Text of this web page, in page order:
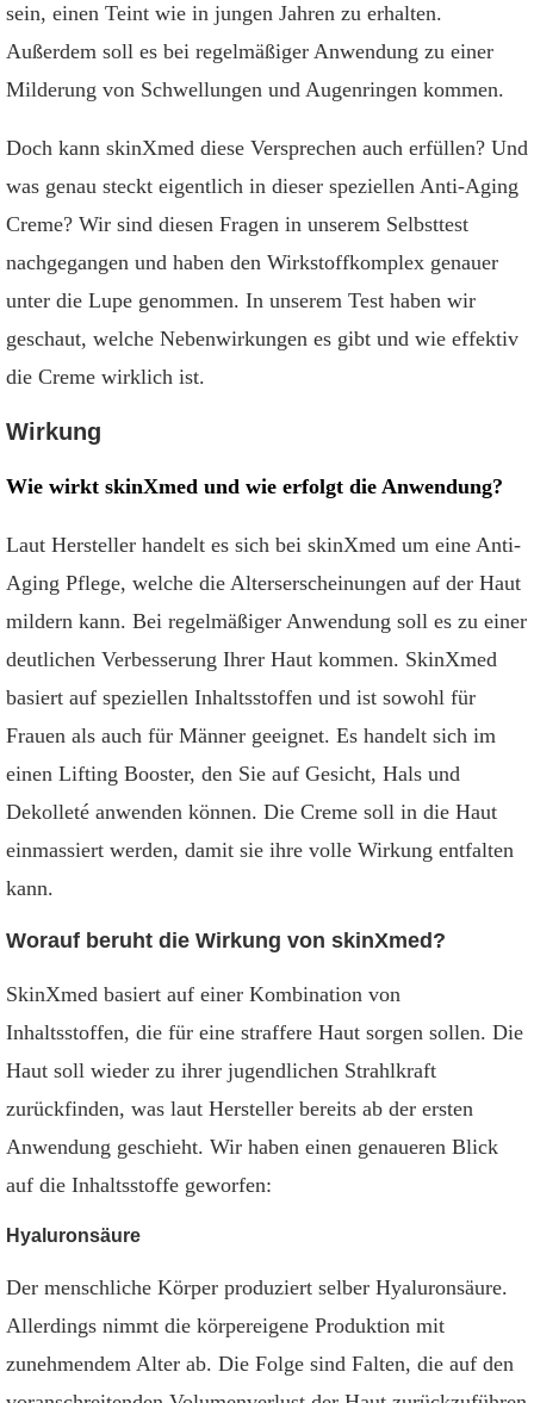
Ist Hyaluronsäure in der Creme enthalten?
Kann man parallel noch Cremes anderer Hersteller
verwenden?
Sollte die Haut vorher gereinigt werden?
Kommentare
sein, einen Teint wie in jungen Jahren zu erhalten.
Außerdem soll es bei regelmäßiger Anwendung zu einer
Milderung von Schwellungen und Augenringen kommen.
Doch kann skinXmed diese Versprechen auch erfüllen? Und
was genau steckt eigentlich in dieser speziellen Anti-Aging
Creme? Wir sind diesen Fragen in unserem Selbsttest
nachgegangen und haben den Wirkstoffkomplex genauer
unter die Lupe genommen. In unserem Test haben wir
geschaut, welche Nebenwirkungen es gibt und wie effektiv
die Creme wirklich ist.
Wirkung
Wie wirkt skinXmed und wie erfolgt die Anwendung?
Laut Hersteller handelt es sich bei skinXmed um eine Anti-
Aging Pflege, welche die Alterserscheinungen auf der Haut
mildern kann. Bei regelmäßiger Anwendung soll es zu einer
deutlichen Verbesserung Ihrer Haut kommen. SkinXmed
basiert auf speziellen Inhaltsstoffen und ist sowohl für
Frauen als auch für Männer geeignet. Es handelt sich im
einen Lifting Booster, den Sie auf Gesicht, Hals und
Dekolleté anwenden können. Die Creme soll in die Haut
einmassiert werden, damit sie ihre volle Wirkung entfalten
kann.
Worauf beruht die Wirkung von skinXmed?
SkinXmed basiert auf einer Kombination von
Inhaltsstoffen, die für eine straffere Haut sorgen sollen. Die
Haut soll wieder zu ihrer jugendlichen Strahlkraft
zurückfinden, was laut Hersteller bereits ab der ersten
Anwendung geschieht. Wir haben einen genaueren Blick
auf die Inhaltsstoffe geworfen:
Hyaluronsäure
Der menschliche Körper produziert selber Hyaluronsäure.
Allerdings nimmt die körpereigene Produktion mit
zunehmendem Alter ab. Die Folge sind Falten, die auf den